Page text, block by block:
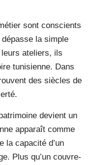
sont conscients
la simple
leurs ateliers, ils
tunisienne. Dans
des siècles de
devient un
apparaît comme
la capacité d’un
Plus qu’un couvre-